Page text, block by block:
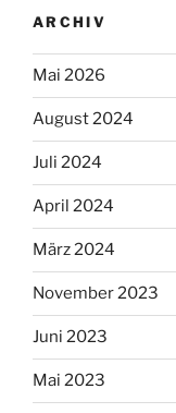
ARCHIV
Mai 2026
August 2024
Juli 2024
April 2024
März 2024
November 2023
Juni 2023
Mai 2023